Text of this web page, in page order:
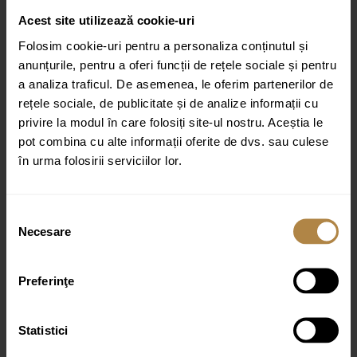
Acest site utilizează cookie-uri
Folosim cookie-uri pentru a personaliza conținutul și
anunțurile, pentru a oferi funcții de rețele sociale și pentru
a analiza traficul. De asemenea, le oferim partenerilor de
rețele sociale, de publicitate și de analize informații cu
privire la modul în care folosiți site-ul nostru. Aceștia le
pot combina cu alte informații oferite de dvs. sau culese
în urma folosirii serviciilor lor.
consimțământului
Necesare
Preferinţe
Statistici
LIGARIA negru cu auriu”
Adresa ta de email nu va fi publicată. Câmpurile obligatorii sunt
Evaluarea ta
Recenzia ta*